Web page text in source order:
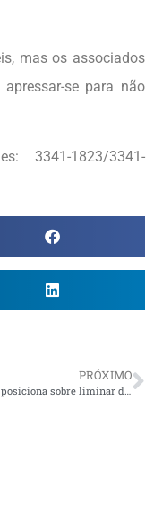
mas os associados
se para não
3341-1823/3341-
PRÓXIMO